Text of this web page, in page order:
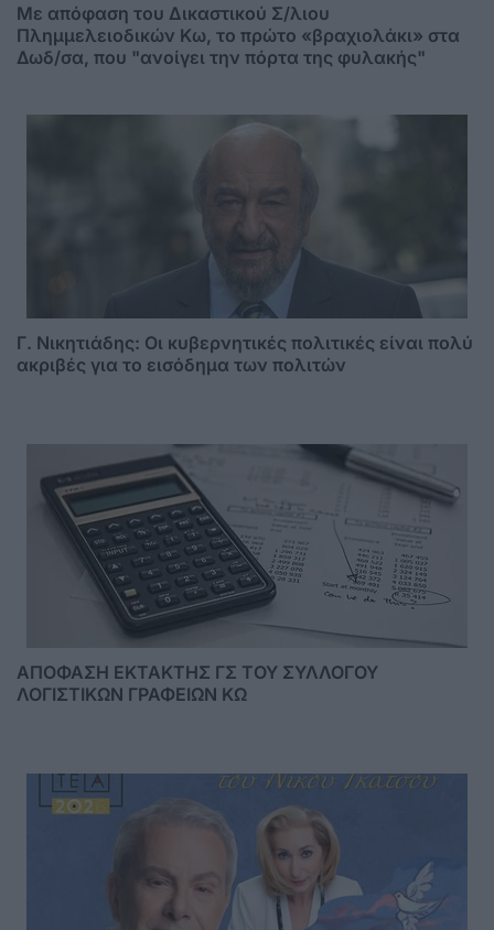
Mε απόφαση του Δικαστικού Σ/λιου
Πλημμελειοδικών Κω, το πρώτο «βραχιολάκι» στα
Δωδ/σα, που "ανοίγει την πόρτα της φυλακής"
Γ. Νικητιάδης: Οι κυβερνητικές πολιτικές είναι πολύ
ακριβές για το εισόδημα των πολιτών
ΑΠΟΦΑΣΗ ΕΚΤΑΚΤΗΣ ΓΣ ΤΟΥ ΣΥΛΛΟΓΟΥ
ΛΟΓΙΣΤΙΚΩΝ ΓΡΑΦΕΙΩΝ ΚΩ